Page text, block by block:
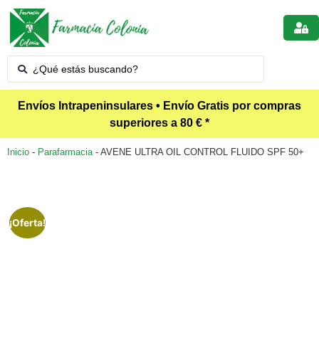
Envíos Intrapeninsulares • Envío Gratis por compras
superiores a 80 € *
Inicio - Parafarmacia- AVENE ULTRA OIL CONTROL FLUIDO SPF 50+
¡Oferta!